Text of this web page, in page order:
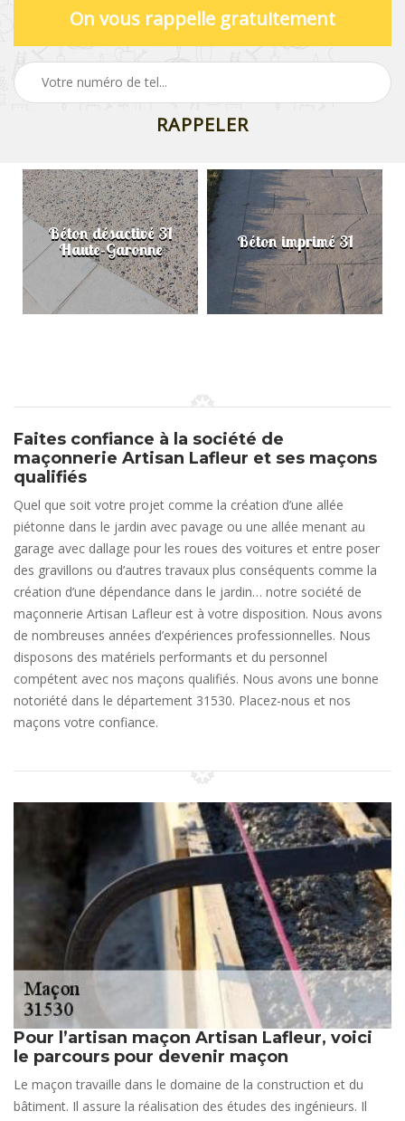
On vous rappelle gratuitement
Béton désactivé 31
Haute-Garonne Béton imprimé 31
Faites confiance à la société de
maçonnerie Artisan Lafleur et ses maçons
qualifiés
Quel que soit votre projet comme la création d’une allée
piétonne dans le jardin avec pavage ou une allée menant au
garage avec dallage pour les roues des voitures et entre poser
des gravillons ou d’autres travaux plus conséquents comme la
création d’une dépendance dans le jardin… notre société de
maçonnerie Artisan Lafleur est à votre disposition. Nous avons
de nombreuses années d’expériences professionnelles. Nous
disposons des matériels performants et du personnel
compétent avec nos maçons qualifiés. Nous avons une bonne
notoriété dans le département 31530. Placez-nous et nos
maçons votre confiance.
Pour l’artisan maçon Artisan Lafleur, voici
le parcours pour devenir maçon
Le maçon travaille dans le domaine de la construction et du
bâtiment. Il assure la réalisation des études des ingénieurs. Il